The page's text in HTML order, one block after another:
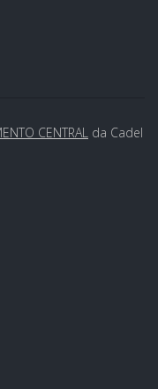
CENTRAL da Cadel